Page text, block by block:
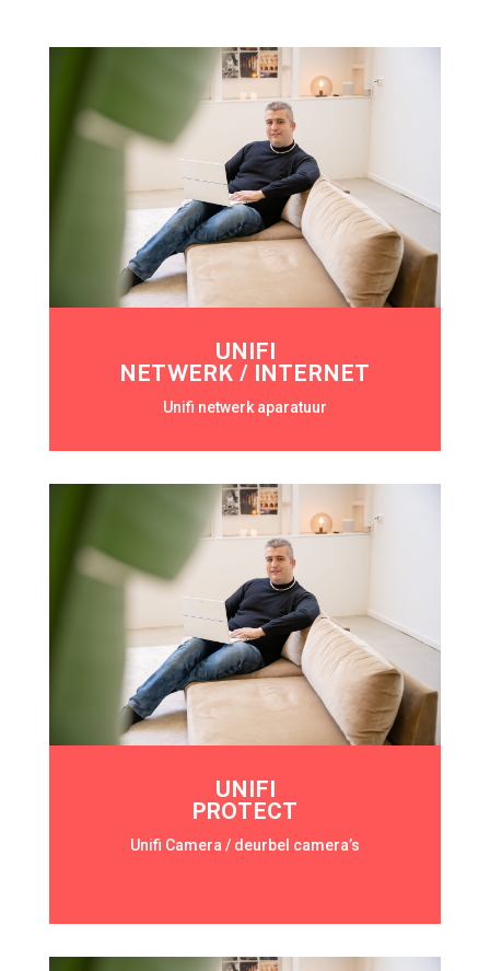
UNIFI
NETWERK / INTERNET
Unifi netwerk aparatuur
UNIFI
PROTECT
Unifi Camera / deurbel camera’s